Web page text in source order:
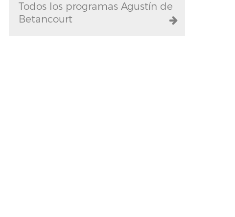
Todos los programas Agustín de
Betancourt